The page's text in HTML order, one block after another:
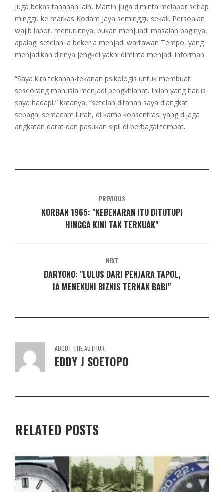
juga bekas tahanan lain, Martin juga diminta melapor setiap
minggu ke markas Kodam Jaya seminggu sekali. Persoalan
wajib lapor, menurutnya, bukan menjuadi masalah baginya,
apalagi setelah ia bekerja menjadi wartawan Tempo, yang
menjadikan dirinya jengkel yakni diminta menjadi informan.
“Saya kira tekanan-tekanan psikologis untuk membuat
seseorang manusia menjadi pengkhianat. Inilah yang harus
saya hadapi,” katanya, “setelah ditahan saya diangkat
sebagai semacam lurah, di kamp konsentrasi yang dijaga
angkatan darat dan pasukan sipil di berbagai tempat.
PREVIOUS
KORBAN 1965: "KEBENARAN ITU DITUTUPI
HINGGA KINI TAK TERKUAK"
NEXT
DARYONO: "LULUS DARI PENJARA TAPOL,
IA MENEKUNI BIZNIS TERNAK BABI"
ABOUT THE AUTHOR
EDDY J SOETOPO
RELATED POSTS